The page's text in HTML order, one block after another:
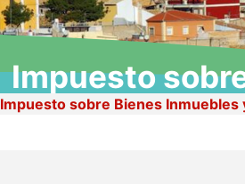
Impuesto
Impuesto sobre Bienes